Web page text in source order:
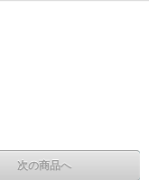
次の商品へ